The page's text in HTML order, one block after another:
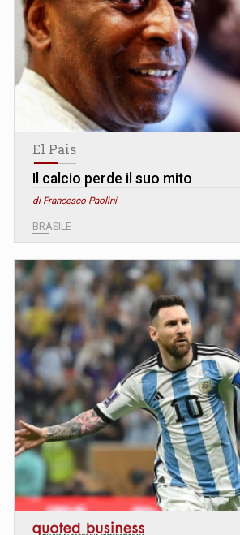
El Pais
Il calcio perde il suo mito
di Francesco Paolini
BRASILE